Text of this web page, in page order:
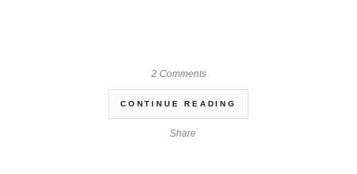
2 Comments
CONTINUE READING
Share